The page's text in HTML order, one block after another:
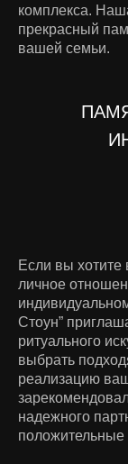
комплекса.
прекрасный
вашей семьи.
Если вы хотите
личное
Стоун”
ритуального
выбрать
реализацию
надежного
положительные